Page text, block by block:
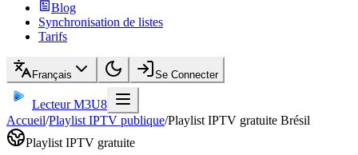
Blog
Synchronisation de listes
Tarifs
Français Se Connecter
Lecteur M3U8
Accueil/Playlist IPTV publique/Playlist IPTV gratuite Brésil
Playlist IPTV gratuite